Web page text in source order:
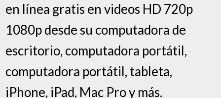
en línea gratis en videos HD 720p
1080p desde su computadora de
escritorio, computadora portátil,
computadora portátil, tableta,
iPhone, iPad, Mac Pro y más.